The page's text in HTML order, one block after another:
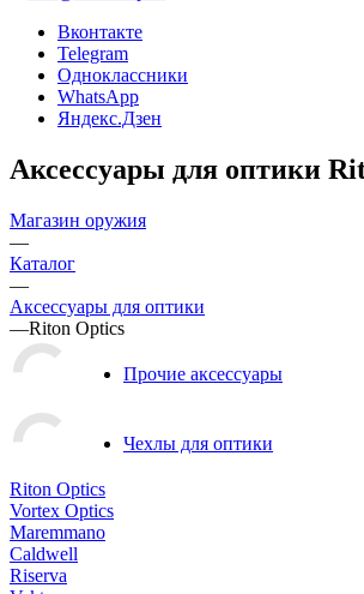
Вконтакте
Telegram
Одноклассники
WhatsApp
Яндекс.Дзен
Аксессуары для оптики
Магазин оружия
—
Каталог
—
Аксессуары для оптики
—Riton Optics
Прочие аксессуары
Чехлы для оптики
Riton Optics
Vortex Optics
Maremmano
Caldwell
Riserva